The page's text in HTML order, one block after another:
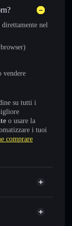
direttamente nel
vendere
su tutti i
o usare la
i tuoi
comprare